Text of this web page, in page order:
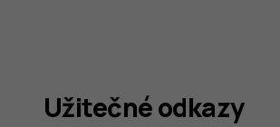
Užitečné odkazy